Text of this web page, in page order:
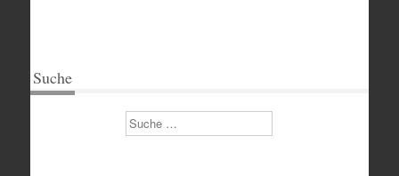
Suche
Suchen